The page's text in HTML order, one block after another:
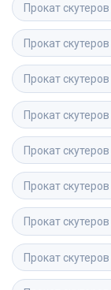
Прокат скутеров
Прокат скутеров
Прокат скутеров
Прокат скутеров
Прокат скутеров
Прокат скутеров
Прокат скутеров
Прокат скутеров